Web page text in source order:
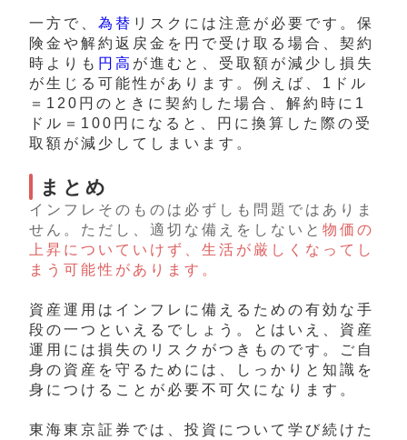
一方で、 為替 リスクには注意が必要です。保
険金や解約返戻金を円で受け取る場合、契約
時よりも 円高 が進むと、受取額が減少し損失
が生じる可能性があります。例えば、1ドル
＝120円のときに契約した場合、解約時に1
ドル＝100円になると、円に換算した際の受
取額が減少してしまいます。
まとめ
インフレそのものは必ずしも問題ではありま
せん。ただし、適切な備えをしないと 物価の
上昇についていけず、生活が厳しくなってし
まう可能性があります。
資産運用はインフレに備えるための有効な手
段の一つといえるでしょう。とはいえ、資産
運用には損失のリスクがつきものです。ご自
身の資産を守るためには、しっかりと知識を
身につけることが必要不可欠になります。
東海東京証券では、投資について学び続けた